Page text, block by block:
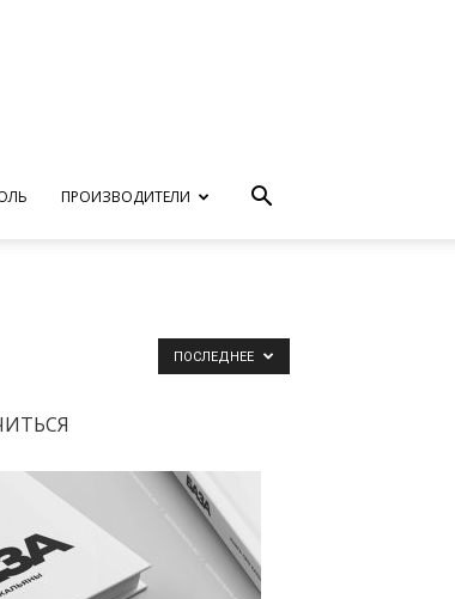
ПРОИЗВОДИТЕЛИ
ПОСЛЕДНЕЕ